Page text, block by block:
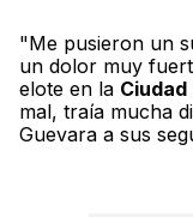
"Me pusieron un
un dolor muy
elote en la
mal, traía mucha
Guevara a sus